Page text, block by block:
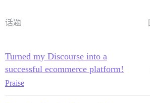
话题
Turned my Discourse into a
successful ecommerce platform!
Praise